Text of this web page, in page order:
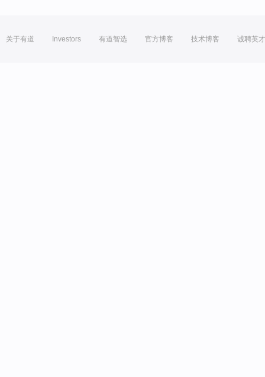
关于有道 Investors 有道智选 官方博客 技术博客 诚聘英才